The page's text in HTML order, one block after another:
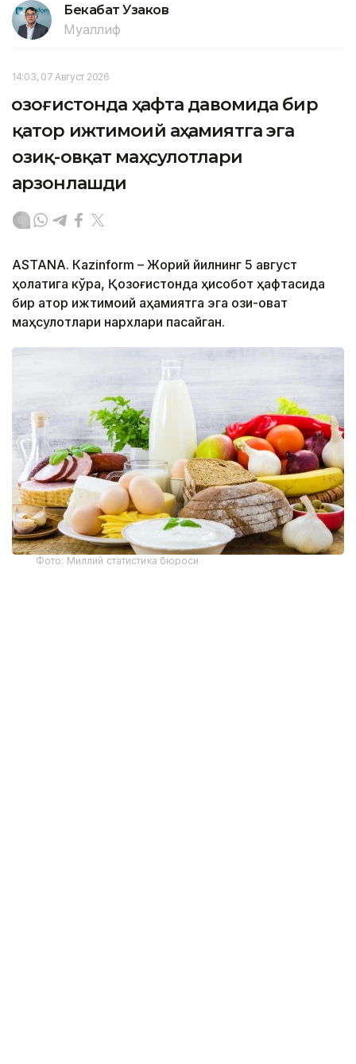
Бекабат Узаков
Муаллиф
14:03, 07 Август 2026
Қозоғистонда ҳафта давомида бир
қатор ижтимоий аҳамиятга эга
озиқ-овқат маҳсулотлари
арзонлашди
ASTANА. Кazinform – Жорий йилнинг 5 август
ҳолатига кўра, Қозоғистонда ҳисобот ҳафтасида
бир қатор ижтимоий аҳамиятга эга озиқ-овқат
маҳсулотлари нархлари пасайган.
Фото: Миллий статистика бюроси